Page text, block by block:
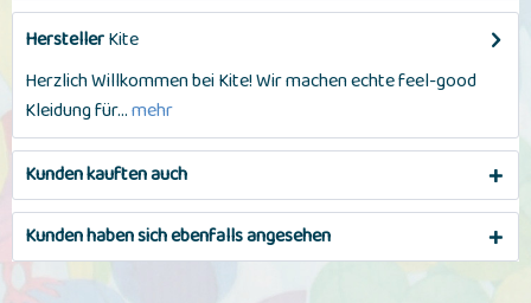
HerstellerKite
Herzlich Willkommen bei Kite! Wir machen echte feel-good
Kleidung für...mehr
Kunden kauften auch
Kunden haben sich ebenfalls angesehen